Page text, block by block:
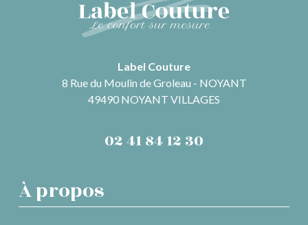
Label Couture
8 Rue du Moulin de Groleau - NOYANT
49490 NOYANT VILLAGES
02 41 84 12 30
À propos